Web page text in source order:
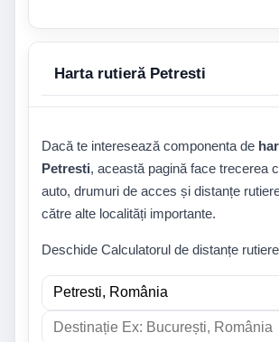
Harta rutieră Petresti
Dacă te interesează componenta de
Petresti, această pagină face trecerea
auto, drumuri de acces și distanțe
către alte localități importante.
Deschide Calculatorul de distanțe rutiere